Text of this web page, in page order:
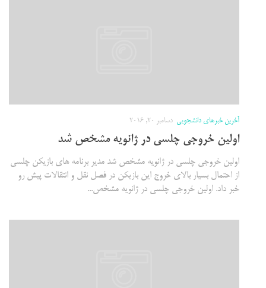
آخرین خبرهای دانشجویی دسامبر 20, 2016
اولین خروجی چلسی در ژانویه مشخص شد
اولین خروجی چلسی در ژانویه مشخص شد مدیر برنامه های بازیکن چلسی
از احتمال بسیار بالای خروج این بازیکن در فصل نقل و انتقالات پیش رو
خبر داد. اولین خروجی چلسی در ژانویه مشخص...